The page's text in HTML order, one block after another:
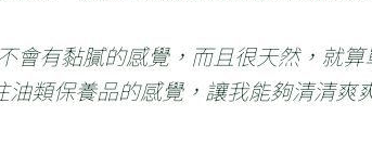
會有黏膩的感覺，而且很天然，就
類保養品的感覺，讓我能夠清清爽